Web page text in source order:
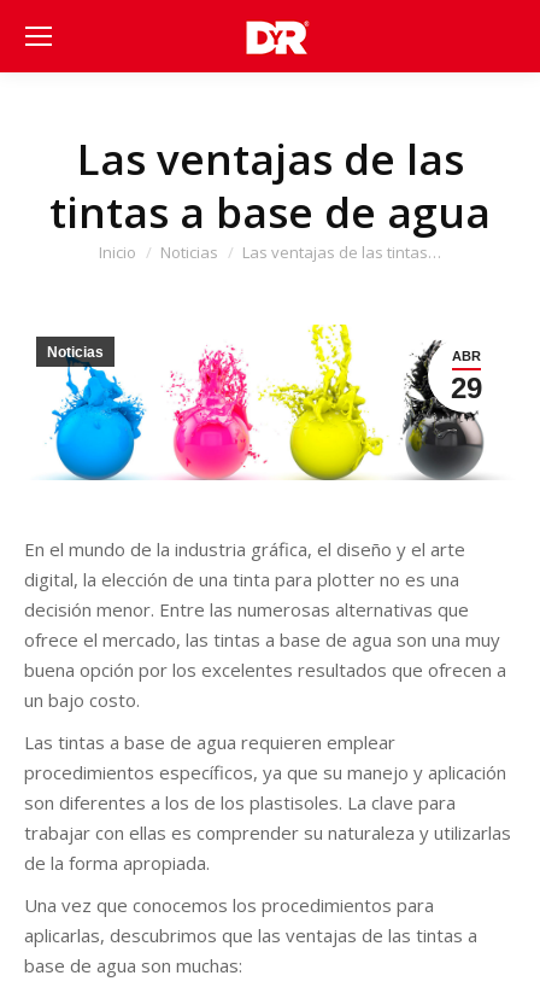
Las ventajas de las
tintas a base de agua
Estás aquí:
Inicio Noticias Las ventajas de las tintas…
ABR
29
Noticias
En el mundo de la industria gráfica, el diseño y el arte
digital, la elección de una tinta para plotter no es una
decisión menor. Entre las numerosas alternativas que
ofrece el mercado, las tintas a base de agua son una muy
buena opción por los excelentes resultados que ofrecen a
un bajo costo.
Las tintas a base de agua requieren emplear
procedimientos específicos, ya que su manejo y aplicación
son diferentes a los de los plastisoles. La clave para
trabajar con ellas es comprender su naturaleza y utilizarlas
de la forma apropiada.
Una vez que conocemos los procedimientos para
aplicarlas, descubrimos que las ventajas de las tintas a
base de agua son muchas: